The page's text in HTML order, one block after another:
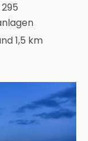
1,5 km